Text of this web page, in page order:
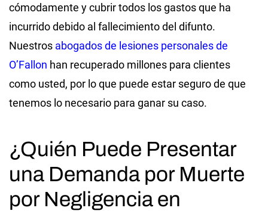
cómodamente y cubrir todos los gastos que ha
incurrido debido al fallecimiento del difunto.
Nuestros abogados de lesiones personales de
O’Fallon han recuperado millones para clientes
como usted, por lo que puede estar seguro de que
tenemos lo necesario para ganar su caso.
¿Quién Puede Presentar
una Demanda por Muerte
por Negligencia en